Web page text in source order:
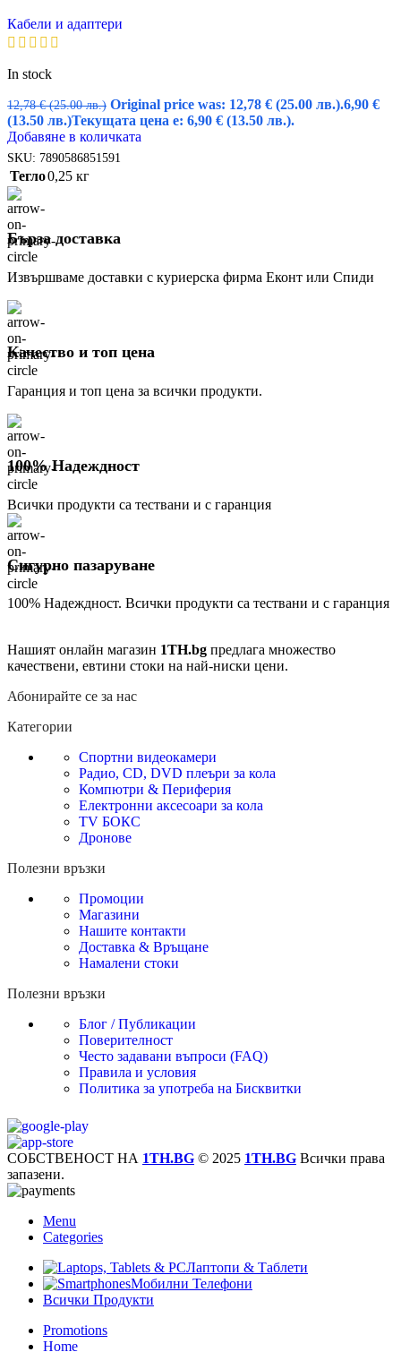
Кабели и адаптери
In stock
12,78€ (25.00 лв.) Original price was: 12,78 € (25.00 лв.).6,90 €
(13.50 лв.)Текущата цена е: 6,90 € (13.50 лв.).
Добавяне в количката
SKU: 7890586851591
Тегло0,25 кг
Бърза доставка
Извършваме доставки с куриерска фирма Еконт или Спиди
Качество и топ цена
Гаранция и топ цена за всички продукти.
100% Надеждност
Всички продукти са тествани и с гаранция
Сигурно пазаруване
100% Надеждност. Всички продукти са тествани и с гаранция
Нашият онлайн магазин 1TH.bg предлага множество
качествени, евтини стоки на най-ниски цени.
Абонирайте се за нас
Категории
Спортни видеокамери
Радио, CD, DVD плеъри за кола
Компютри & Периферия
Електронни аксесоари за кола
TV БОКС
Дронове
Полезни връзки
Промоции
Магазини
Нашите контакти
Доставка & Връщане
Намалени стоки
Полезни връзки
Блог / Публикации
Поверителност
Често задавани въпроси (FAQ)
Правила и условия
Политика за употреба на Бисквитки
СОБСТВЕНОСТ НА 1TH.BG © 2025 1TH.BG Всички права
запазени.
Menu
Categories
Лаптопи & Таблети
Мобилни Телефони
Всички Продукти
Promotions
Home